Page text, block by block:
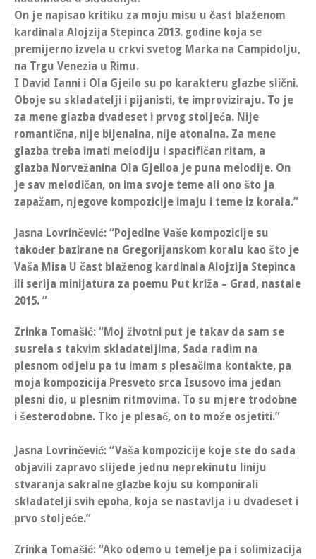
On je napisao kritiku za moju misu u čast blaženom
kardinala Alojzija Stepinca 2013. godine koja se
premijerno izvela u crkvi svetog Marka na Campidolju,
na Trgu Venezia u Rimu.
I David Ianni i Ola Gjeilo su po karakteru glazbe slični.
Oboje su skladatelji i pijanisti, te improviziraju. To je
za mene glazba dvadeset i prvog stoljeća. Nije
romantična, nije bijenalna, nije atonalna. Za mene
glazba treba imati melodiju i spacifičan ritam, a
glazba Norvežanina Ola Gjeiloa je puna melodije. On
je sav melodičan, on ima svoje teme ali ono što ja
zapažam, njegove kompozicije imaju i teme iz korala.”
Jasna Lovrinčević: “Pojedine Vaše kompozicije su
također bazirane na Gregorijanskom koralu kao što je
Vaša Misa U čast blaženog kardinala Alojzija Stepinca
ili serija minijatura za poemu Put križa – Grad, nastale
2015. ”
Zrinka Tomašić: “Moj životni put je takav da sam se
susrela s takvim skladateljima, Sada radim na
plesnom odjelu pa tu imam s plesačima kontakte, pa
moja kompozicija Presveto srca Isusovo ima jedan
plesni dio, u plesnim ritmovima. To su mjere trodobne
i šesterodobne. Tko je plesač, on to može osjetiti.”
Jasna Lovrinčević: “Vaša kompozicije koje ste do sada
objavili zapravo slijede jednu neprekinutu liniju
stvaranja sakralne glazbe koju su komponirali
skladatelji svih epoha, koja se nastavlja i u dvadeset i
prvo stoljeće.”
Zrinka Tomašić: “Ako odemo u temelje pa i solimizacija